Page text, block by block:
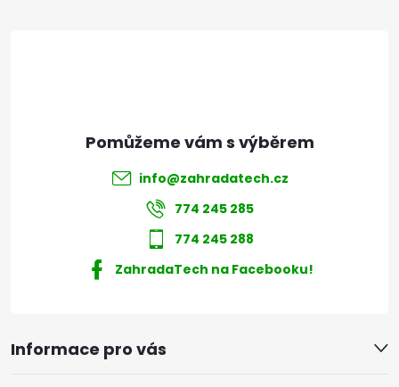
Informace pro vás
info@zahradatech.cz
774 245 285
774 245 288
ZahradaTech na Facebooku!